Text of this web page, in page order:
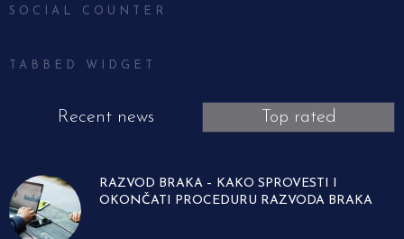
SOCIAL COUNTER
TABBED WIDGET
Recent news Top rated
RAZVOD BRAKA – KAKO SPROVESTI I
OKONČATI PROCEDURU RAZVODA BRAKA